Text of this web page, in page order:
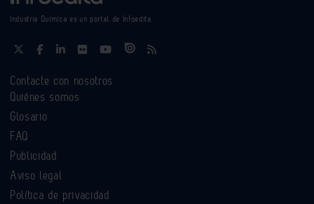
Industria Química es un portal de Infoedita
Contacte con nosotros
Quiénes somos
Glosario
FAQ
Publicidad
Aviso legal
Política de privacidad